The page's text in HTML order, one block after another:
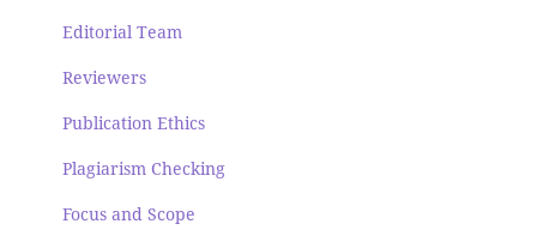
Editorial Team
Reviewers
Publication Ethics
Plagiarism Checking
Focus and Scope